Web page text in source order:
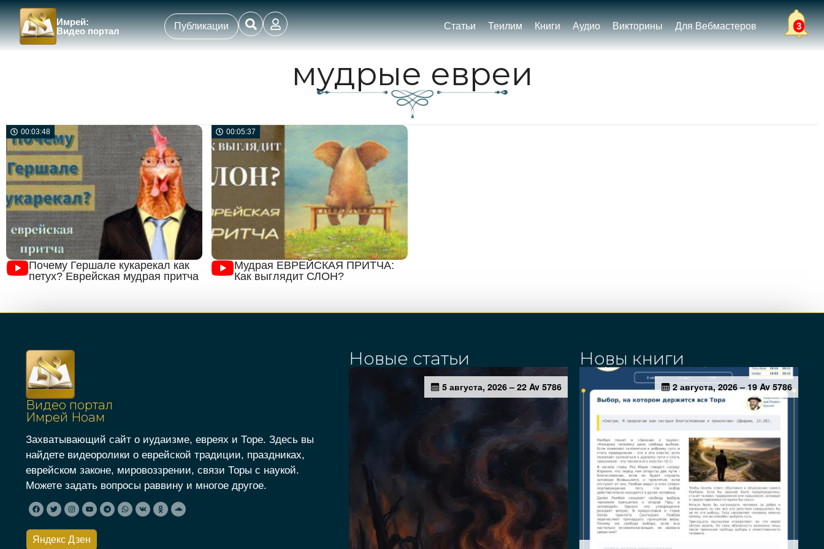
Имрей:
Видео портал
Публикации Статьи Теилим Книги Аудио Викторины Для Вебмастеров 3
мудрые евреи
00:03:48
Почему Гершале кукарекал как
петух? Еврейская мудрая притча
00:05:37
Мудрая ЕВРЕЙСКАЯ ПРИТЧА:
Как выглядит СЛОН?
Видео портал
Имрей Ноам
Захватывающий сайт о иудаизме, евреях и Торе. Здесь вы
найдете видеоролики о еврейской традиции, праздниках,
еврейском законе, мировоззрении, связи Торы с наукой.
Можете задать вопросы раввину и многое другое.
Яндекс Дзен
Новые статьи Новы книги